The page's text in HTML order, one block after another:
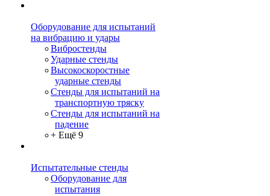
Оборудование для испытаний
на вибрацию и удары
Вибростенды
Ударные стенды
Высокоскоростные
ударные стенды
Стенды для испытаний на
транспортную тряску
Стенды для испытаний на
падение
+ Ещё 9
Испытательные стенды
Оборудование для
испытания